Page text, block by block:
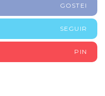
GOSTEI
SEGUIR
PIN